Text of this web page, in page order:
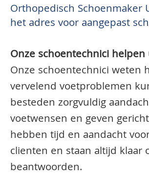
Orthopedisch Schoenmaker
het adres voor aangepast
Onze schoentechnici helpen
Onze schoentechnici weten
vervelend voetproblemen
besteden zorgvuldig
voetwensen en geven
hebben tijd en aandacht
clienten en staan altijd klaar
beantwoorden.